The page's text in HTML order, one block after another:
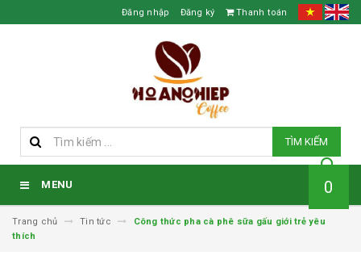
Đăng nhập Đăng ký Thanh toán
TÌM KIẾM
MENU 0
Trang chủ Tin tức
Công thức pha cà phê sữa gấu giới trẻ yêu
thích